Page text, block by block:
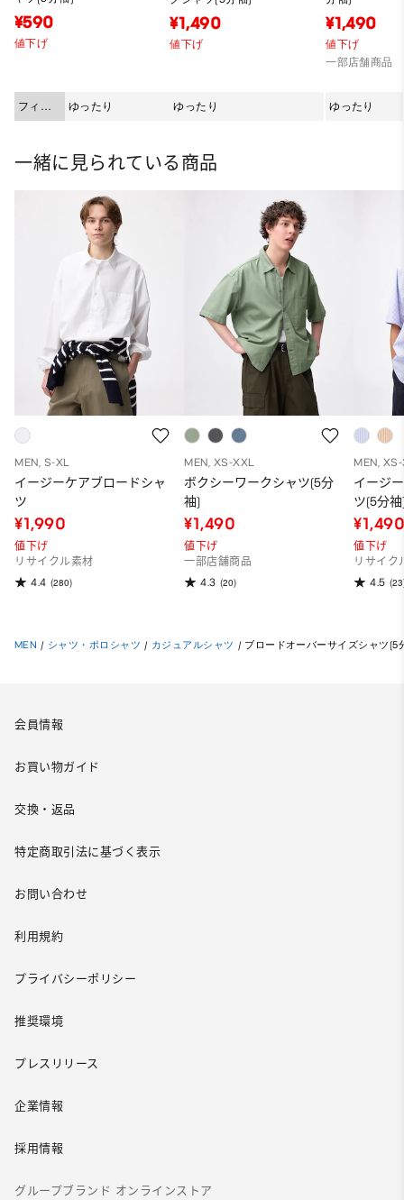
¥590
値下げ
フィッ
ト
ゆったり
¥1,490
値下げ
ゆったり
¥1,490
値下げ
一部店舗商品
ゆったり
一緒に見られている商品
MEN, S-XL
イージーケアブロードシャ
ツ
¥1,990
値下げ
リサイクル素材
4.4 (280)
MEN, XS-XXL
ボクシーワークシャツ(5分
袖)
¥1,490
値下げ
一部店舗商品
4.3 (20)
MEN,
イージ
ツ(5分
値下げ
リサイク
4.5
MEN / シャツ・ポロシャツ / カジュアルシャツ / ブロードオーバーサイズシャツ(5
会員情報
お買い物ガイド
交換・返品
特定商取引法に基づく表示
お問い合わせ
利用規約
プライバシーポリシー
推奨環境
プレスリリース
企業情報
採用情報
グループブランド オンラインストア